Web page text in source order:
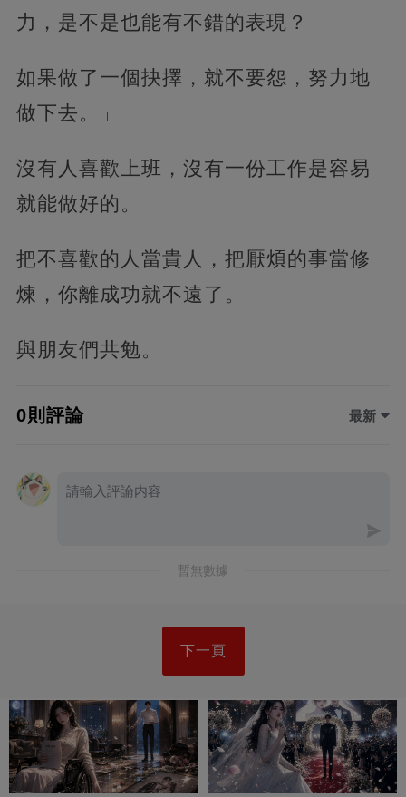
力，是不是也能有不錯的表現？
如果做了一個抉擇，就不要怨，努力地
做下去。」
沒有人喜歡上班，沒有一份工作是容易
就能做好的。
把不喜歡的人當貴人，把厭煩的事當修
煉，你離成功就不遠了。
與朋友們共勉。
0則評論 最新
暫無數據
下一頁